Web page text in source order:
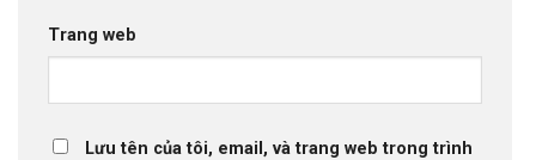
Trang web
Lưu tên của tôi, email, và trang web trong trình